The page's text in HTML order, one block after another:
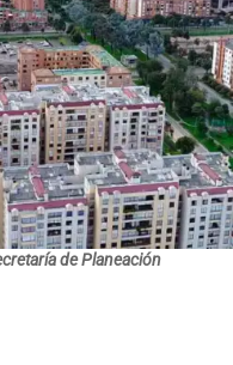
de Planeación